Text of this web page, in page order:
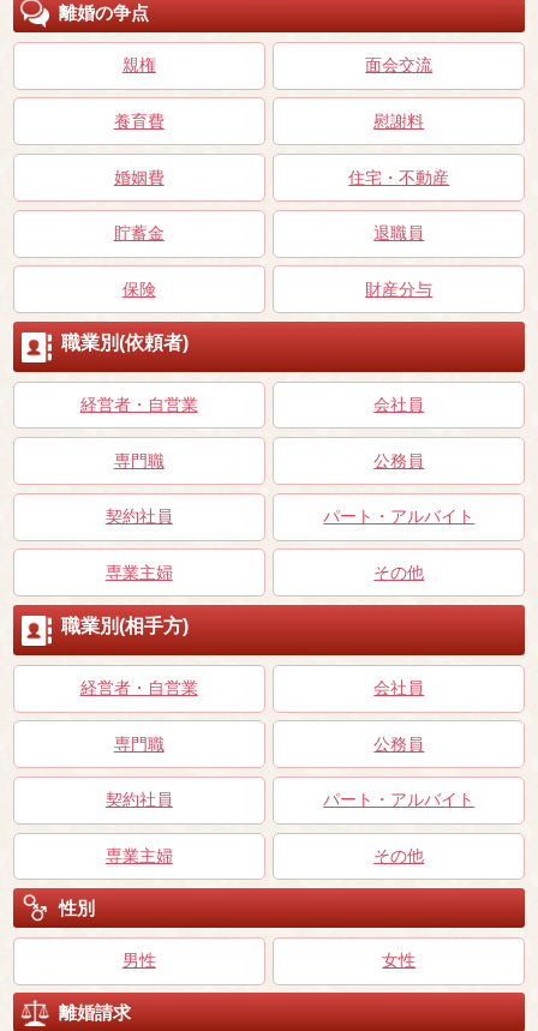
離婚の争点
親権 面会交流
養育費 慰謝料
婚姻費 住宅・不動産
貯蓄金 退職員
保険 財産分与
職業別(依頼者)
経営者・自営業 会社員
専門職 公務員
契約社員 パート・アルバイト
専業主婦 その他
職業別(相手方)
経営者・自営業 会社員
専門職 公務員
契約社員 パート・アルバイト
専業主婦 その他
性別
男性 女性
離婚請求